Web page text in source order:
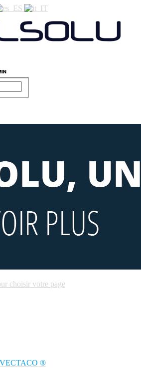
choisir votre page
VECTACO ®